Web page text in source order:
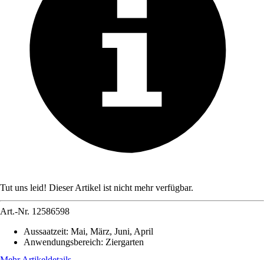
Tut uns leid! Dieser Artikel ist nicht mehr verfügbar.
Art.-Nr. 12586598
Aussaatzeit: Mai, März, Juni, April
Anwendungsbereich: Ziergarten